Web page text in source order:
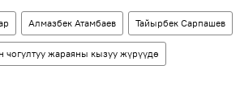
Алмазбек Атамбаев Тайырбек Сарпашев
жараяны кызуу жүрүүдө